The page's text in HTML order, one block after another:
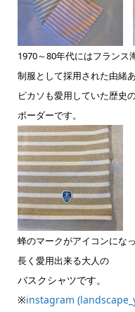
1970～80年代にはフランス
制服として採用された由緒
ピカソも愛用していた歴史
ボーダーです。
蜂のマークがアイコンにな
長く愛用出来る大人の
バスクシャツです。
※instagram